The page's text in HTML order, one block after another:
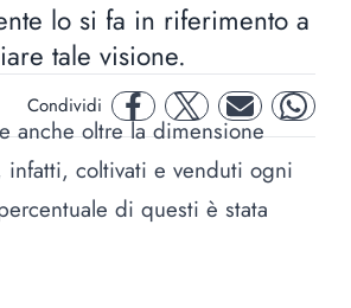
lo si fa in riferimento a
tale visione.
Condividi facebooktwitter mail whatsapp
anche oltre la dimensione
infatti, coltivati e venduti ogni
di questi è stata